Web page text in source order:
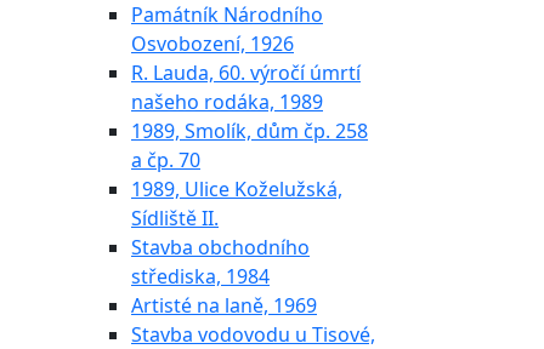
Památník Národního
Osvobození, 1926
R. Lauda, 60. výročí úmrtí
našeho rodáka, 1989
1989, Smolík, dům čp. 258
a čp. 70
1989, Ulice Koželužská,
Sídliště II.
Stavba obchodního
střediska, 1984
Artisté na laně, 1969
Stavba vodovodu u Tisové,